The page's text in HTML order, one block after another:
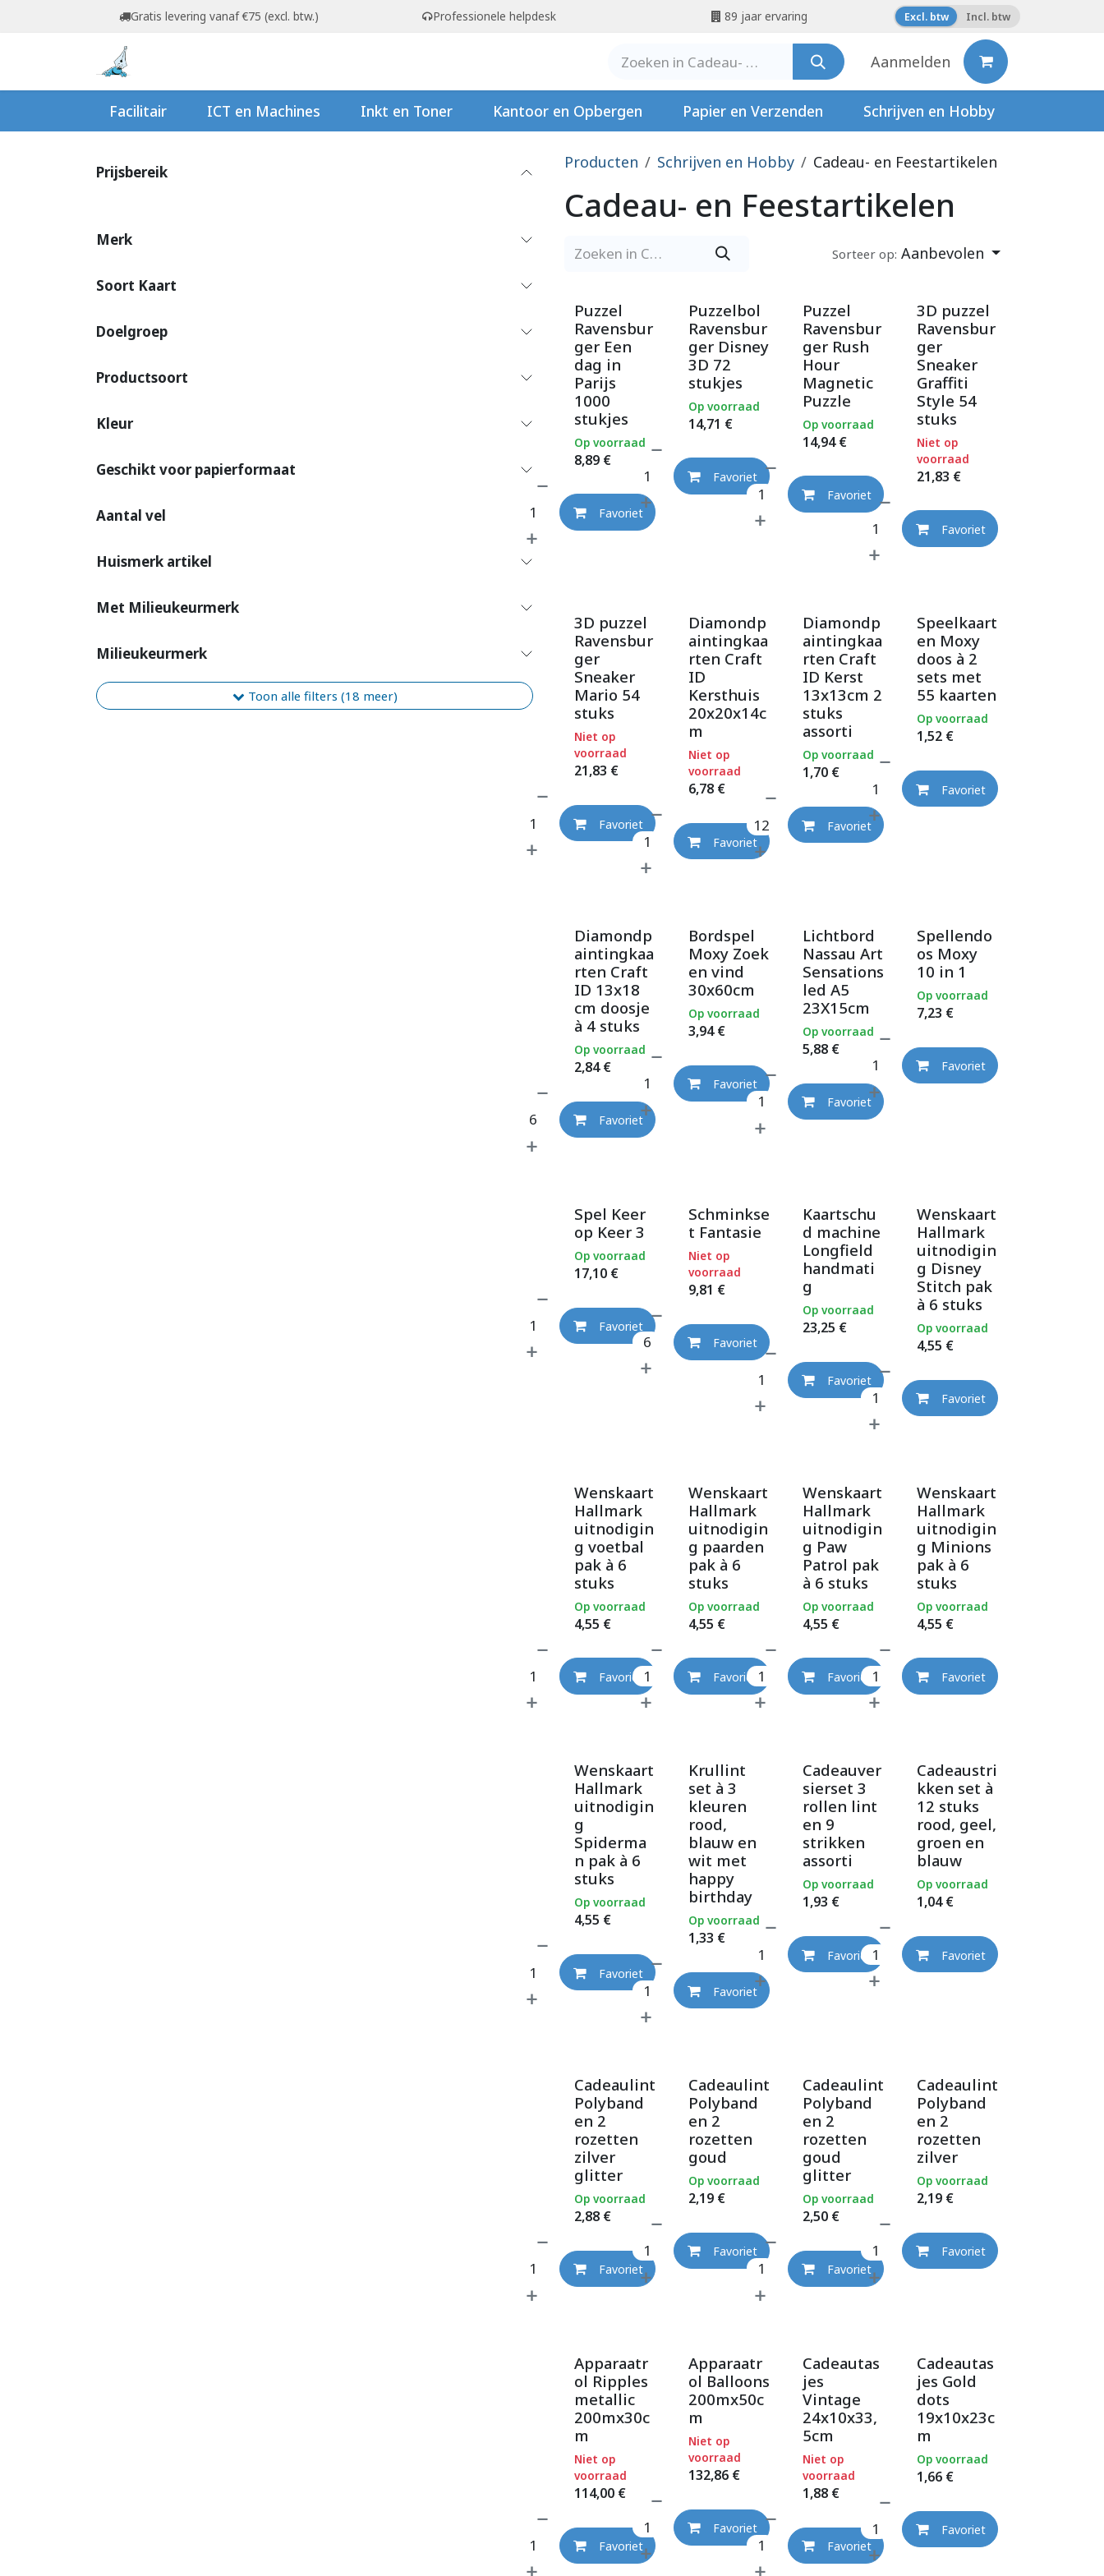
Overslaan naar inhoudGratis levering vanaf €75 (excl. btw.) Professionele helpdesk 89 jaar ervaring Excl. btw Incl. btw
Aanmelden
Facilitair ICT en Machines Inkt en Toner Kantoor en Opbergen Papier en Verzenden Schrijven en Hobby
Prijsbereik
Merk
Soort Kaart
Doelgroep
Productsoort
Kleur
Geschikt voor papierformaat
Aantal vel
Huismerk artikel
Met Milieukeurmerk
Milieukeurmerk
Toon alle filters (18 meer)
Producten Schrijven en Hobby Cadeau- en Feestartikelen
Cadeau- en Feestartikelen
Sorteer op: Aanbevolen
Puzzel
Ravensbur
ger Een
dag in
Parijs
1000
stukjes
8,89 €
Op voorraad
Favoriet
Puzzelbol
Ravensbur
ger Disney
3D 72
stukjes
14,71 €
Op voorraad
Favoriet
Puzzel
Ravensbur
ger Rush
Hour
Magnetic
Puzzle
14,94€
Op voorraad
Favoriet
3D puzzel
Ravensbur
ger
Sneaker
Graffiti
Style 54
stuks
21,83 €
Niet op
voorraad
Favoriet
3D puzzel
Ravensbur
ger
Sneaker
Mario 54
stuks
21,83 €
Niet op
voorraad
Favoriet
Diamondp
aintingkaa
rten Craft
ID
Kersthuis
20x20x14c
m
6,78€
Niet op
voorraad
Favoriet
Diamondp
aintingkaa
rten Craft
ID Kerst
13x13cm 2
stuks
assorti
1,70€
Op voorraad
Favoriet
Speelkaart
en Moxy
doos à 2
sets met
55 kaarten
1,52€
Op voorraad
Favoriet
Diamondp
aintingkaa
rten Craft
ID 13x18
cm doosje
à 4 stuks
2,84€
Op voorraad
Favoriet
Bordspel
Moxy Zoek
en vind
30x60cm
3,94€
Op voorraad
Favoriet
Lichtbord
Nassau Art
Sensations
led A5
23X15cm
5,88€
Op voorraad
Favoriet
Spellendo
os Moxy
10 in 1
7,23 €
Op voorraad
Favoriet
Spel Keer
op Keer 3
17,10 €
Op voorraad
Favoriet
Schminkse
t Fantasie
9,81 €
Niet op
voorraad
Favoriet
Kaartschu
d machine
Longfield
handmati
g
23,25 €
Op voorraad
Favoriet
Wenskaart
Hallmark
uitnodigin
g Disney
Stitch pak
à 6 stuks
4,55 €
Op voorraad
Favoriet
Wenskaart
Hallmark
uitnodigin
g voetbal
pak à 6
stuks
4,55 €
Op voorraad
Favoriet
Wenskaart
Hallmark
uitnodigin
g paarden
pak à 6
stuks
4,55 €
Op voorraad
Favoriet
Wenskaart
Hallmark
uitnodigin
g Paw
Patrol pak
à 6 stuks
4,55 €
Op voorraad
Favoriet
Wenskaart
Hallmark
uitnodigin
g Minions
pak à 6
stuks
4,55 €
Op voorraad
Favoriet
Wenskaart
Hallmark
uitnodigin
g
Spiderma
n pak à 6
stuks
4,55 €
Op voorraad
Favoriet
Krullint
set à 3
kleuren
rood,
blauw en
wit met
happy
birthday
1,33 €
Op voorraad
Favoriet
Cadeauver
sierset 3
rollen lint
en 9
strikken
assorti
1,93 €
Op voorraad
Favoriet
Cadeaustri
kken set à
12 stuks
rood, geel,
groen en
blauw
1,04€
Op voorraad
Favoriet
Cadeaulint
Polyband
en 2
rozetten
zilver
glitter
2,88 €
Op voorraad
Favoriet
Cadeaulint
Polyband
en 2
rozetten
goud
2,19€
Op voorraad
Favoriet
Cadeaulint
Polyband
en 2
rozetten
goud
glitter
2,50€
Op voorraad
Favoriet
Cadeaulint
Polyband
en 2
rozetten
zilver
2,19€
Op voorraad
Favoriet
Apparaatr
ol Ripples
metallic
200mx30c
m
114,00 €
Niet op
voorraad
Favoriet
Apparaatr
ol Balloons
200mx50c
m
132,86€
Niet op
voorraad
Favoriet
Cadeautas
jes
Vintage
24x10x33,
5cm
1,88€
Niet op
voorraad
Favoriet
Cadeautas
jes Gold
dots
19x10x23c
m
1,66€
Op voorraad
Favoriet